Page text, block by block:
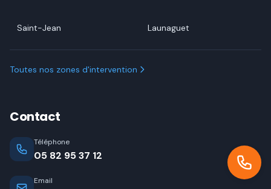
Saint-Jean Launaguet
Toutes nos zones d'intervention
Contact
Téléphone
05 82 95 37 12
Email